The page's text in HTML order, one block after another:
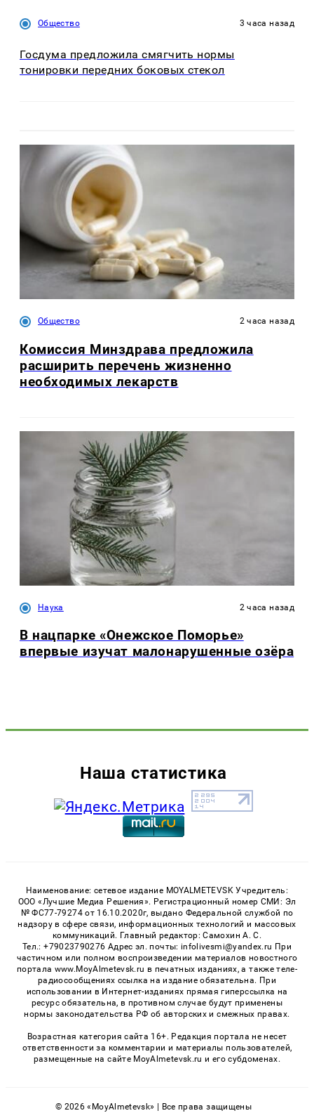
Общество 3 часа назад
Госдума предложила смягчить нормы
тонировки передних боковых стекол
Общество 2 часа назад
Комиссия Минздрава предложила
расширить перечень жизненно
необходимых лекарств
Наука 2 часа назад
В нацпарке «Онежское Поморье»
впервые изучат малонарушенные озёра
Наша статистика
Наименование: сетевое издание MOYALMETEVSK Учредитель:
ООО «Лучшие Медиа Решения». Регистрационный номер СМИ: Эл
№ ФС77-79274 от 16.10.2020г, выдано Федеральной службой по
надзору в сфере связи, информационных технологий и массовых
коммуникаций. Главный редактор: Самохин А. С.
Тел.: +79023790276 Адрес эл. почты: infolivesmi@yandex.ru При
частичном или полном воспроизведении материалов новостного
портала www.MoyAlmetevsk.ru в печатных изданиях, а также теле-
радиосообщениях ссылка на издание обязательна. При
использовании в Интернет-изданиях прямая гиперссылка на
ресурс обязательна, в противном случае будут применены
нормы законодательства РФ об авторских и смежных правах.
Возрастная категория сайта 16+. Редакция портала не несет
ответственности за комментарии и материалы пользователей,
размещенные на сайте MoyAlmetevsk.ru и его субдоменах.
© 2026 «MoyAlmetevsk» | Все права защищены